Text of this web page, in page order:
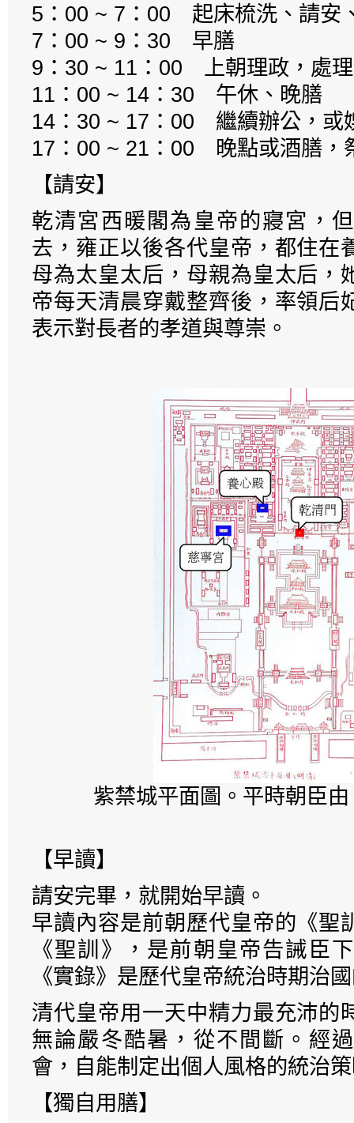
5：00 ~ 7：00 起床梳洗、請安
7：00 ~ 9：30 早膳
9：30 ~ 11：00 上朝理政，處
11：00 ~ 14：30 午休、晚膳
14：30 ~ 17：00 繼續辦公，或
17：00 ~ 21：00 晚點或酒膳，
【請安】
乾清宮西暖閣為皇帝的寢宮，
去，雍正以後各代皇帝，都住在
母為太皇太后，母親為皇太后，
帝每天清晨穿戴整齊後，率領后
表示對長者的孝道與尊崇。
紫禁城平面圖。平時朝臣
【早讀】
請安完畢，就開始早讀。
早讀內容是前朝歷代皇帝的《聖
《聖訓》，是前朝皇帝告誡臣
《實錄》是歷代皇帝統治時期治
清代皇帝用一天中精力最充沛的
無論嚴冬酷暑，從不間斷。經
會，自能制定出個人風格的統治
【獨自用膳】